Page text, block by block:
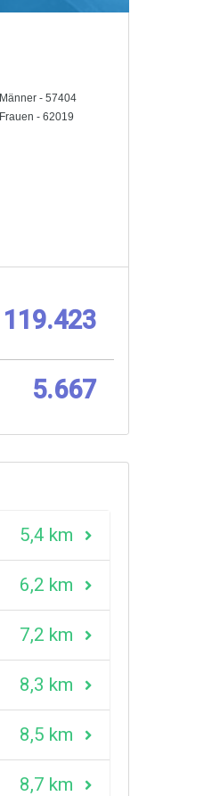
Männer - 57404
Frauen - 62019
119.423
5.667
5,4 km
6,2 km
7,2 km
8,3 km
8,5 km
8,7 km